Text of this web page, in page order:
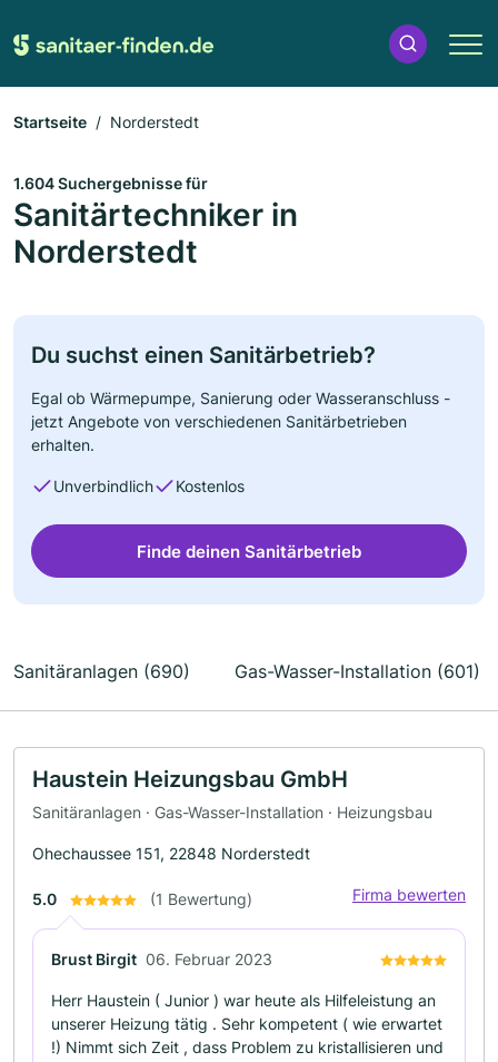
Startseite Norderstedt
1.604 Suchergebnisse für
Sanitärtechniker in
Norderstedt
Du suchst einen Sanitärbetrieb?
Egal ob Wärmepumpe, Sanierung oder Wasseranschluss -
jetzt Angebote von verschiedenen Sanitärbetrieben
erhalten.
Unverbindlich Kostenlos
Finde deinen Sanitärbetrieb
Sanitäranlagen (690) Gas-Wasser-Installation (601)
Haustein Heizungsbau GmbH
Sanitäranlagen · Gas-Wasser-Installation · Heizungsbau
Ohechaussee 151, 22848 Norderstedt
5.0 (1 Bewertung) Firma bewerten
Brust Birgit 06. Februar 2023
Herr Haustein ( Junior ) war heute als Hilfeleistung an
unserer Heizung tätig . Sehr kompetent ( wie erwartet
!) Nimmt sich Zeit , dass Problem zu kristallisieren und